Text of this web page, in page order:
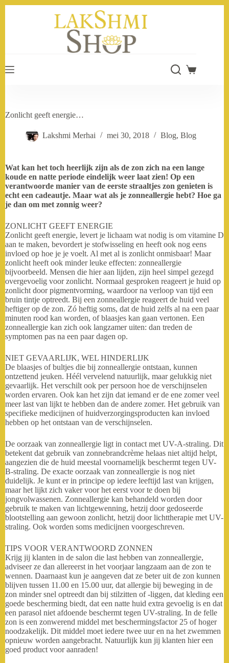
Zonlicht geeft energie…
Lakshmi Merhai mei 30, 2018 Blog, Blog
Wat kan het toch heerlijk zijn als de zon zich na een lange
koude en natte periode eindelijk weer laat zien! Op een
verantwoorde manier van de eerste straaltjes zon genieten is
echt een cadeautje. Maar wat als je zonneallergie hebt? Hoe ga
je dan om met zonnig weer?
ZONLICHT GEEFT ENERGIE
Zonlicht geeft energie, levert je lichaam wat nodig is om vitamine D
aan te maken, bevordert je stofwisseling en heeft ook nog eens
invloed op hoe je je voelt. Al met al is zonlicht onmisbaar! Maar
zonlicht heeft ook minder leuke effecten: zonneallergie
bijvoorbeeld. Mensen die hier aan lijden, zijn heel simpel gezegd
overgevoelig voor zonlicht. Normaal gesproken reageert je huid op
zonlicht door pigmentvorming, waardoor na verloop van tijd een
bruin tintje optreedt. Bij een zonneallergie reageert de huid veel
heftiger op de zon. Zó heftig soms, dat de huid zelfs al na een paar
minuten rood kan worden, of blaasjes kan gaan vertonen. Een
zonneallergie kan zich ook langzamer uiten: dan treden de
symptomen pas na een paar dagen op.
NIET GEVAARLIJK, WEL HINDERLIJK
De blaasjes of bultjes die bij zonneallergie ontstaan, kunnen
ontzettend jeuken. Héél vervelend natuurlijk, maar gelukkig niet
gevaarlijk. Het verschilt ook per persoon hoe de verschijnselen
worden ervaren. Ook kan het zijn dat iemand er de ene zomer veel
meer last van lijkt te hebben dan de andere zomer. Het gebruik van
specifieke medicijnen of huidverzorgingsproducten kan invloed
hebben op het ontstaan van de verschijnselen.
De oorzaak van zonneallergie ligt in contact met UV-A-straling. Dit
betekent dat gebruik van zonnebrandcrème helaas niet altijd helpt,
aangezien die de huid meestal voornamelijk beschermt tegen UV-
B-straling. De exacte oorzaak van zonneallergie is nog niet
duidelijk. Je kunt er in principe op iedere leeftijd last van krijgen,
maar het lijkt zich vaker voor het eerst voor te doen bij
jongvolwassenen. Zonneallergie kan behandeld worden door
gebruik te maken van lichtgewenning, hetzij door gedoseerde
blootstelling aan gewoon zonlicht, hetzij door lichttherapie met UV-
straling. Ook worden soms medicijnen voorgeschreven.
TIPS VOOR VERANTWOORD ZONNEN
Krijg jij klanten in de salon die last hebben van zonneallergie,
adviseer ze dan allereerst in het voorjaar langzaam aan de zon te
wennen. Daarnaast kun je aangeven dat ze beter uit de zon kunnen
blijven tussen 11.00 en 15.00 uur, dat allergie bij beweging in de
zon minder snel optreedt dan bij stilzitten of -liggen, dat kleding een
goede bescherming biedt, dat een natte huid extra gevoelig is en dat
een parasol niet afdoende beschermt tegen UV-straling. In de felle
zon is een zonwerend middel met beschermingsfactor 25 of hoger
noodzakelijk. Dit middel moet iedere twee uur en na het zwemmen
opnieuw worden aangebracht. Natuurlijk kun jij klanten hier een
goed product voor aanraden!